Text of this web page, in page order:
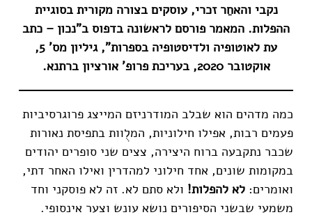
נקבי והאחֵר זכרי, עוסקים בצורה מקורית בסוגיית
ההפלות. המאמר פורסם לראשונה בדפוס ב"נכון – כתב
עת לאוטופיה ולדיסטופיה בספרות", גיליון מס' 5,
אוקטובר 2020, בעריכת פרופ' אורציון ברתנא.
כמה מדהים הוא שבלב המודרניזם המייצג פרוגרסיביות
פעמים רבות, אפילו חילוניות, המלֻוות בתפיסת נאורות
שכבר נתקבעה ברוח היצירה, צצים שני סופרים יהודים
במקומות שונים, אחד חילוני למהדרין ואילו האחר דתי,
ואומרים: לא להפלות! ולא סתם לא. זה לא פוסקני וחד
משמעי שבשני הסיפורים נושא עונש וצער אינסופי.